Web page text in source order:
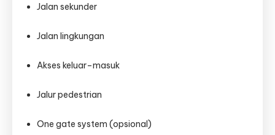
Jalan sekunder
Jalan lingkungan
Akses keluar–masuk
Jalur pedestrian
One gate system (opsional)